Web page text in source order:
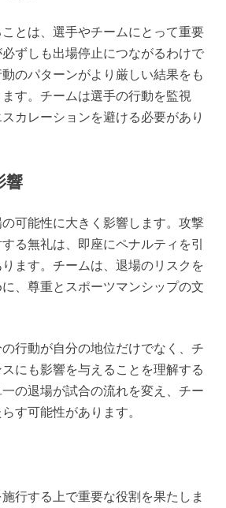
とは、選手やチームにとって重要
ずしも出場停止につながるわけで
のパターンがより厳しい結果をも
す。チームは選手の行動を監視
カレーションを避ける必要があり
響
可能性に大きく影響します。攻撃
る無礼は、即座にペナルティを引
ます。チームは、退場のリスクを
、尊重とスポーツマンシップの文
行動が自分の地位だけでなく、チ
にも影響を与えることを理解する
の退場が試合の流れを変え、チー
す可能性があります。
行する上で重要な役割を果たしま